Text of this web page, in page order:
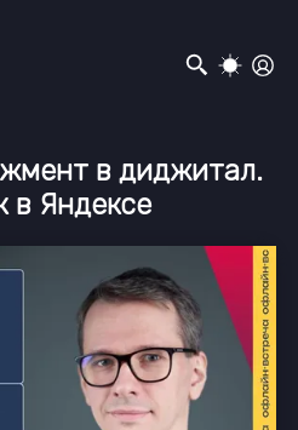
в диджитал.
в Яндексе